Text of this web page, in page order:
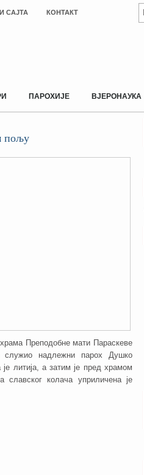
САЈТА КОНТАКТ
ПАРОХИЈЕ ВЈЕРОНАУКА
пољу
Преподобне мати Параскеве
надлежни парох Душко
литија, а затим је пред храмом
колача уприличена је